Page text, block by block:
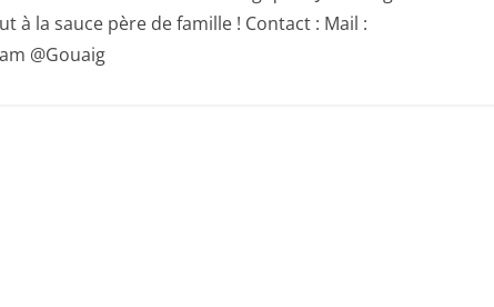
à la sauce père de famille ! Contact : Mail :
@Gouaig